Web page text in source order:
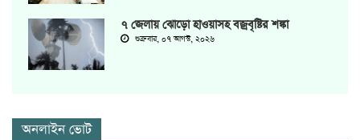
৭ জেলায় ঝোড়ো হাওয়াসহ বজ্রবৃষ্টির শঙ্কা
শুক্রবার, ০৭ আগস্ট, ২০২৬
অনলাইন ভোট